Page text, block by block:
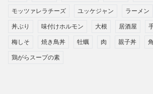
モッツァレラチーズ ユッケジャン ラーメン
丼ぶり 味付けホルモン 大根 居酒屋
梅しそ 焼き鳥丼 牡蠣 肉 親子丼
鶏がらスープの素